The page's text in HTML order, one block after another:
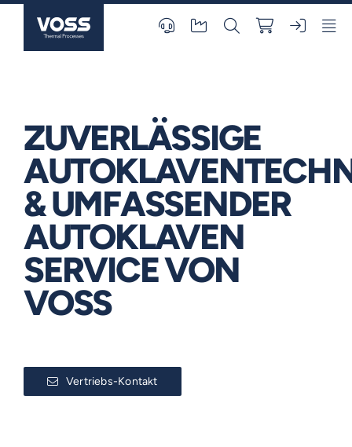
ZUVERLÄSSIGE
& UMFASSENDER
AUTOKLAVEN
SERVICE VON
VOSS
Vertriebs-Kontakt